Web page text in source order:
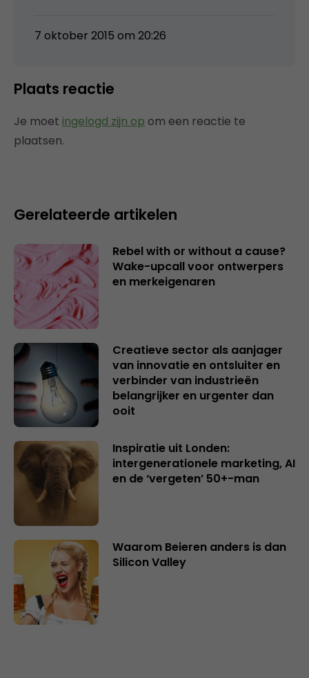
7 oktober 2015 om 20:26
Plaats reactie
Je moet ingelogd zijn op om een reactie te
plaatsen.
Gerelateerde artikelen
Rebel with or without a cause?
Wake-upcall voor ontwerpers
en merkeigenaren
Creatieve sector als aanjager
van innovatie en ontsluiter en
verbinder van industrieën
belangrijker en urgenter dan
ooit
Inspiratie uit Londen:
intergenerationele marketing, AI
en de ‘vergeten’ 50+-man
Waarom Beieren anders is dan
Silicon Valley